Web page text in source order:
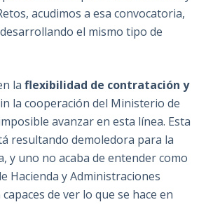
acudimos a esa convocatoria,
el mismo tipo de
la flexibilidad de contratación y
la cooperación del Ministerio de
avanzar en esta línea. Esta
resultando demoledora para la
y uno no acaba de entender como
Hacienda y Administraciones
de ver lo que se hace en